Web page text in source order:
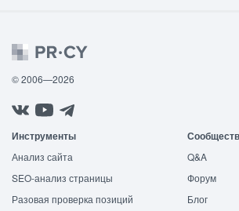
© 2006—2026
Инструменты
Анализ сайта
SEO-анализ страницы
Разовая проверка позиций
Q&A
Форум
Блог